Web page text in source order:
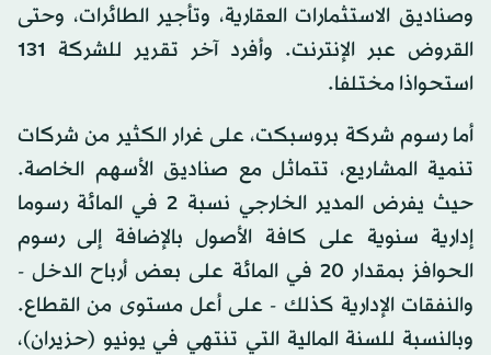
وصناديق الاستثمارات العقارية، وتأجير الطائرات، وحتى
القروض عبر الإنترنت. وأفرد آخر تقرير للشركة 131
استحواذا مختلفا.
أما رسوم شركة بروسبكت، على غرار الكثير من شركات
تنمية المشاريع، تتماثل مع صناديق الأسهم الخاصة.
حيث يفرض المدير الخارجي نسبة 2 في المائة رسوما
إدارية سنوية على كافة الأصول بالإضافة إلى رسوم
الحوافز بمقدار 20 في المائة على بعض أرباح الدخل -
والنفقات الإدارية كذلك - على أعل مستوى من القطاع.
وبالنسبة للسنة المالية التي تنتهي في يونيو (حزيران)،